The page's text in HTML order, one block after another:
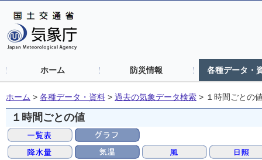
ホーム 防災情報 各種データ・
ホーム > 各種データ・資料 > 過去の気象データ検索 > １時間ごとの
１時間ごとの値